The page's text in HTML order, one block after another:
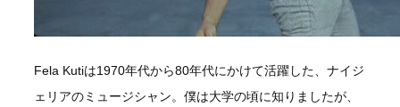
Fela Kutiは1970年代から80年代にかけて活躍した、ナイジ
ェリアのミュージシャン。僕は大学の頃に知りましたが、